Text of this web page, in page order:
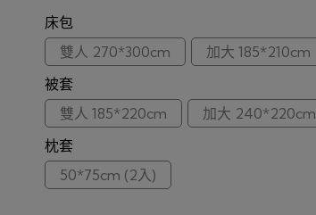
床包
雙人 270*300cm
加大 185*210cm
被套
雙人 185*220cm
加大 240*220cm
枕套
50*75cm (2入)